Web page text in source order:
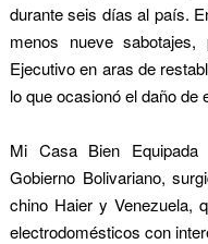
durante seis días al país.
menos nueve
Ejecutivo en aras de
lo que ocasionó el daño
Mi Casa Bien
Gobierno Bolivariano,
chino Haier y Venezuela,
electrodomésticos con